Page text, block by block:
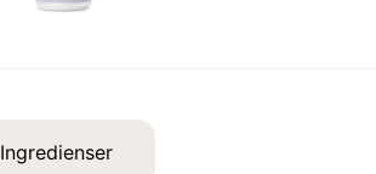
Ingredienser